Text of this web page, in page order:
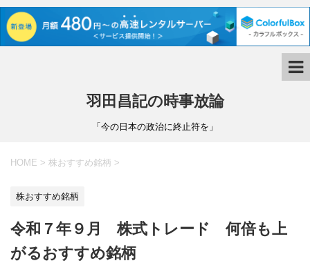
羽田昌記の時事放論
「今の日本の政治に終止符を」
HOME > 株おすすめ銘柄 >
株おすすめ銘柄
令和７年９月 株式トレード 何倍も上
がるおすすめ銘柄